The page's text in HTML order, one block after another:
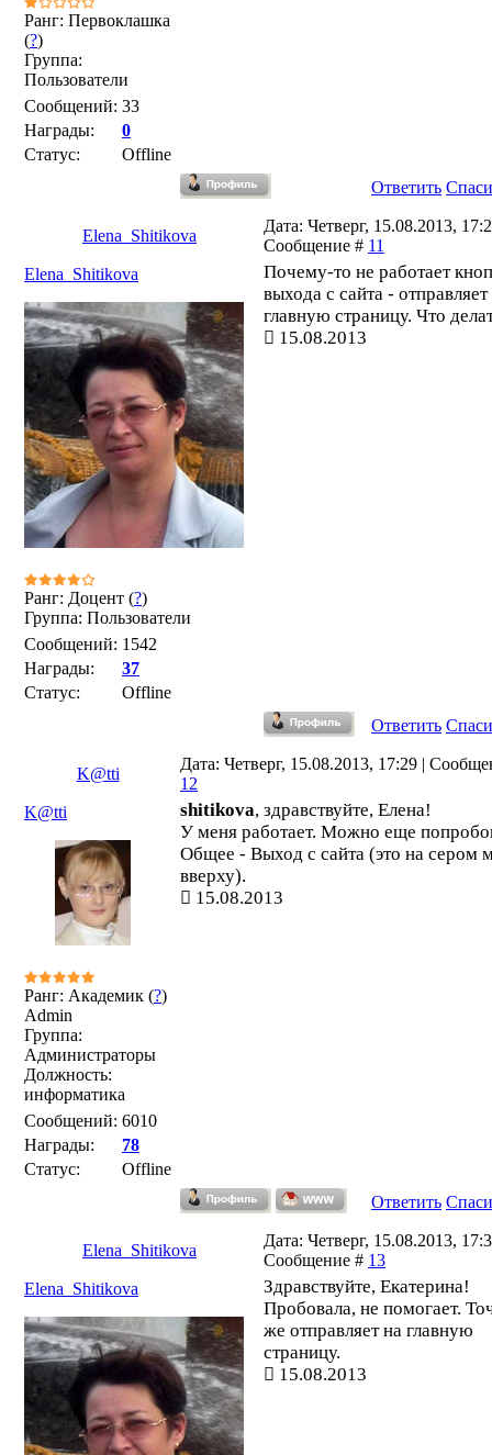
Ранг: Первоклашка
(?)
Группа:
Пользователи
Сообщений: 33
Награды:
0
Статус:
Offline
Ответить
Elena_Shitikova
Дата: Четверг, 15.08.2013,
Сообщение # 11
Elena_Shitikova
Ранг: Доцент (?)
Группа: Пользователи
Сообщений: 1542
Награды:
37
Статус:
Offline
Почему-то не работает
выхода с сайта - отправляет
главную страницу. Что
15.08.2013
Ответить
K@tti
Дата: Четверг, 15.08.2013, 17:29 |
12
K@tti
Ранг: Академик (?)
Admin
Группа:
Администраторы
Должность:
информатика
Сообщений: 6010
Награды:
78
Статус:
Offline
shitikova, здравствуйте, Елена!
У меня работает. Можно еще
Общее - Выход с сайта (это на сером
вверху).
15.08.2013
Ответить
Elena_Shitikova
Дата: Четверг, 15.08.2013,
Сообщение # 13
Elena_Shitikova
Здравствуйте, Екатерина!
Пробовала, не помогает.
же отправляет на главную
страницу.
15.08.2013